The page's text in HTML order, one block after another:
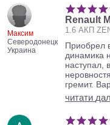
Максим
Северодонецк
Украина
Renault
1.6 АКП
Приобрел
динамика
наступал,
гремит.
читати